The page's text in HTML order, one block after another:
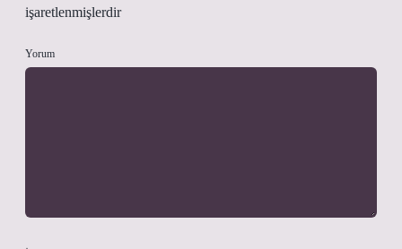
işaretlenmişlerdir
Yorum